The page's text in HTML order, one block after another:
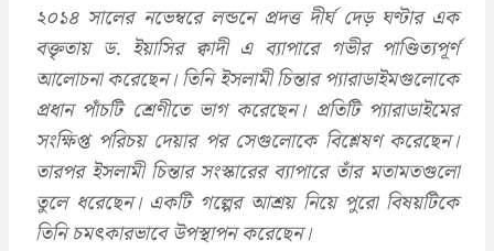
২০১৪ সালের নভেম্বরে লন্ডনে প্রদত্ত দীর্ঘ দেড় ঘণ্টার এক
বক্তৃতায় ড. ইয়াসির ক্বাদী এ ব্যাপারে গভীর পাণ্ডিত্যপূর্ণ
আলোচনা করেছেন। তিনি ইসলামী চিন্তার প্যারাডাইমগুলোকে
প্রধান পাঁচটি শ্রেণীতে ভাগ করেছেন। প্রতিটি প্যারাডাইমের
সংক্ষিপ্ত পরিচয় দেয়ার পর সেগুলোকে বিশ্লেষণ করেছেন।
তারপর ইসলামী চিন্তার সংস্কারের ব্যাপারে তাঁর মতামতগুলো
তুলে ধরেছেন। একটি গল্পের আশ্রয় নিয়ে পুরো বিষয়টিকে
তিনি চমৎকারভাবে উপস্থাপন করেছেন।